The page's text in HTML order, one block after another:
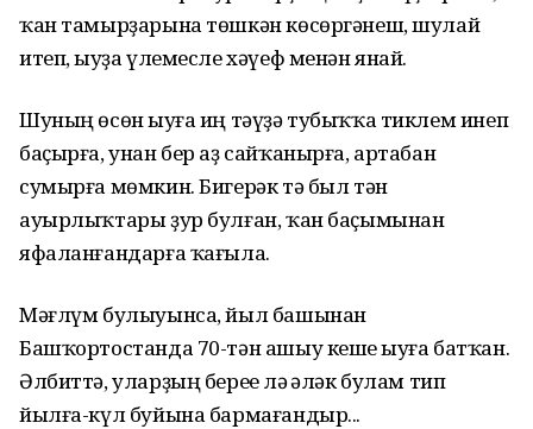
ҡан тамырҙарына төшкән көсөргәнеш, шулай
итеп, һыуҙа үлемесле хәүеф менән янай.
Шуның өсөн һыуға иң тәүҙә тубыҡҡа тиклем инеп
баҫырға, унан бер аҙ сайҡанырға, артабан
сумырға мөмкин. Бигерәк тә был тән
ауырлыҡтары ҙур булған, ҡан баҫымынан
яфаланғандарға ҡағыла.
Мәғлүм булыуынса, йыл башынан
Башҡортостанда 70-тән ашыу кеше һыуға батҡан.
Әлбиттә, уларҙың береһе лә һәләк булам тип
йылға-күл буйына бармағандыр...